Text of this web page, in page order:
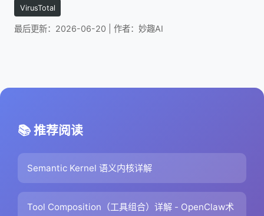
VirusTotal
最后更新：2026-06-20 | 作者：妙趣AI
📚 推荐阅读
Semantic Kernel 语义内核详解
Tool Composition（工具组合）详解 - OpenClaw术